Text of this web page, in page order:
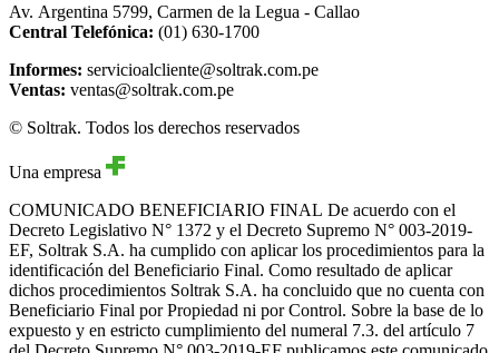
Av. Argentina 5799, Carmen de la Legua - Callao
Central Telefónica: (01) 630-1700
Informes: servicioalcliente@soltrak.com.pe
Ventas: ventas@soltrak.com.pe
© Soltrak. Todos los derechos reservados
Una empresa
COMUNICADO BENEFICIARIO FINAL
Decreto Legislativo N° 1372 y el Decreto Supremo N° 003-2019-
EF, Soltrak S.A. ha cumplido con aplicar los procedimientos para la
identificación del Beneficiario Final. Como resultado de aplicar
dichos procedimientos Soltrak S.A. ha concluido que no cuenta con
Beneficiario Final por Propiedad ni por Control. Sobre la base de lo
expuesto y en estricto cumplimiento del numeral 7.3. del artículo 7